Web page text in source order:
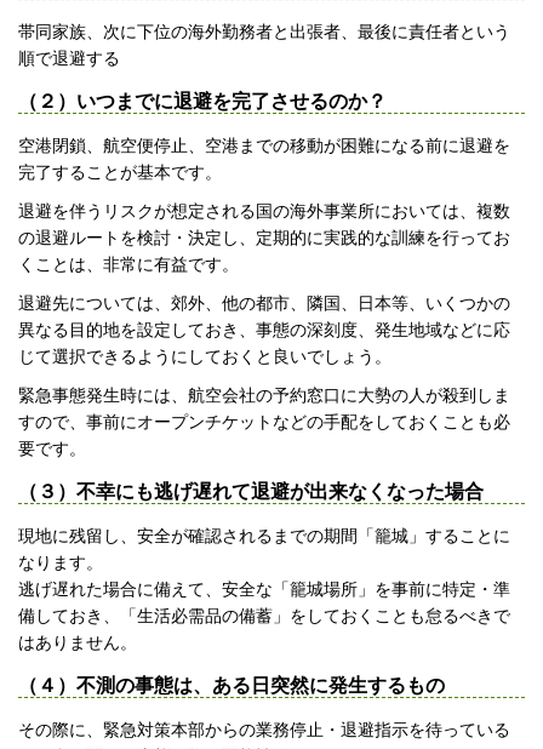
帯同家族、次に下位の海外勤務者と出張者、最後に責任者という
順で退避する
（２）いつまでに退避を完了させるのか？
空港閉鎖、航空便停止、空港までの移動が困難になる前に退避を
完了することが基本です。
退避を伴うリスクが想定される国の海外事業所においては、複数
の退避ルートを検討・決定し、定期的に実践的な訓練を行ってお
くことは、非常に有益です。
退避先については、郊外、他の都市、隣国、日本等、いくつかの
異なる目的地を設定しておき、事態の深刻度、発生地域などに応
じて選択できるようにしておくと良いでしょう。
緊急事態発生時には、航空会社の予約窓口に大勢の人が殺到しま
すので、事前にオープンチケットなどの手配をしておくことも必
要です。
（３）不幸にも逃げ遅れて退避が出来なくなった場合
現地に残留し、安全が確認されるまでの期間「籠城」することに
なります。
逃げ遅れた場合に備えて、安全な「籠城場所」を事前に特定・準
備しておき、「生活必需品の備蓄」をしておくことも怠るべきで
はありません。
（４）不測の事態は、ある日突然に発生するもの
その際に、緊急対策本部からの業務停止・退避指示を待っている